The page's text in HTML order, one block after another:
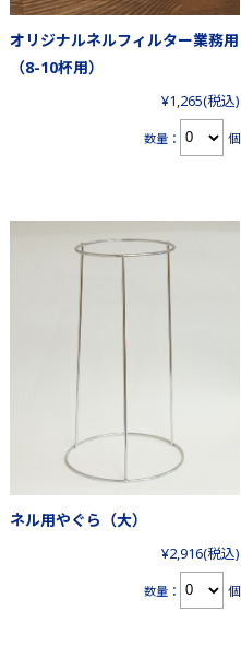
オリジナルネルフィルター業務用
（8-10杯用）
¥1,265(税込)
数量： 個
ネル用やぐら（大）
¥2,916(税込)
数量： 個